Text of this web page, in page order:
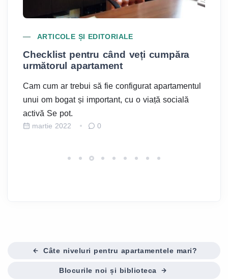
ARTICOLE ȘI EDITORIALE
Checklist pentru când veți cumpăra
următorul apartament
Cam cum ar trebui să fie configurat apartamentul
unui om bogat și important, cu o viață socială
activă Se pot.
martie 2022 0
Câte niveluri pentru apartamentele mari?
Blocurile noi și biblioteca